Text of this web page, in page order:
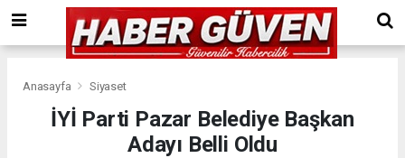
Anasayfa Siyaset
İYİ Parti Pazar Belediye Başkan
Adayı Belli Oldu